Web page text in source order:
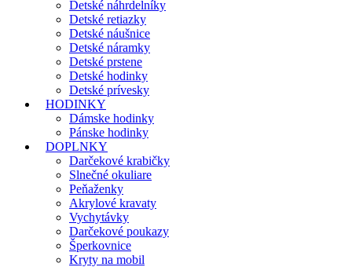
Detské náhrdelníky
Detské retiazky
Detské náušnice
Detské náramky
Detské prstene
Detské hodinky
Detské prívesky
HODINKY
Dámske hodinky
Pánske hodinky
DOPLNKY
Darčekové krabičky
Slnečné okuliare
Peňaženky
Akrylové kravaty
Vychytávky
Darčekové poukazy
Šperkovnice
Kryty na mobil